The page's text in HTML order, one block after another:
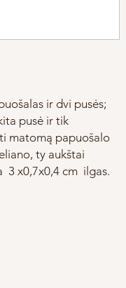
ir dvi pusės;
pusė ir tik
matomą papuošalo
ty aukštai
3 x0,7x0,4 cm ilgas.